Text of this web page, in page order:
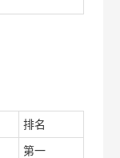
排名
第一